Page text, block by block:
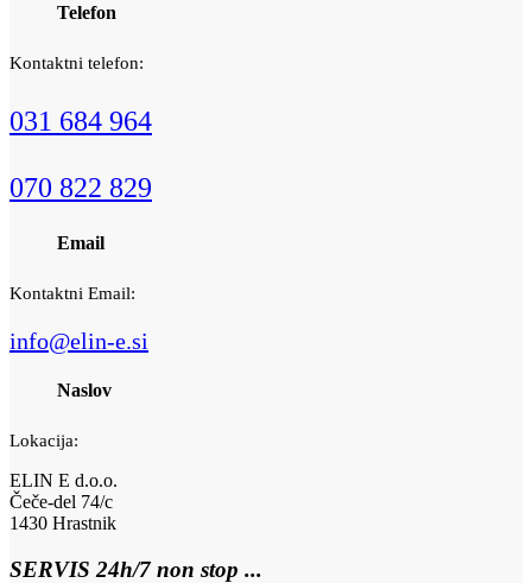
Telefon
Kontaktni telefon:
031 684 964
070 822 829
Email
Kontaktni Email:
info@elin-e.si
Naslov
Lokacija:
ELIN E d.o.o.
Čeče-del 74/c
1430 Hrastnik
SERVIS 24h/7 non stop ...